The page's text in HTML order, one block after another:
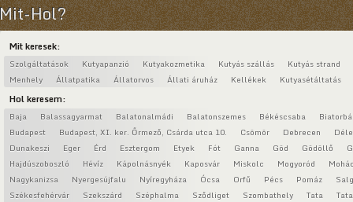
Mit-Hol?
Mit keresek:
Szolgáltatások Kutyapanzió Kutyakozmetika Kutyás szállás
Kutyás strand
Menhely
Állatpatika Állatorvos Állati áruház Kellékek Kutyasétáltatás
Hol keresem:
Baja Balassagyarmat Balatonalmádi Balatonszemes Békéscsaba
Budapest
Budapest, XI. ker. Őrmező, Csárda utca 10. Csömör Debrecen
Dunakeszi
Eger Érd Esztergom Etyek Fót Ganna Göd Gödöllő
Hajdúszoboszló
Hévíz Kápolnásnyék Kaposvár Miskolc Mogyoród
Nagykanizsa
Nyergesújfalu Nyíregyháza Ócsa Orfű Pécs Pomáz
Székesfehérvár
Szekszárd Széphalma Sződliget Szombathely Tata